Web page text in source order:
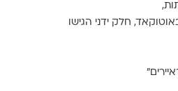
חלק ידני הגישו